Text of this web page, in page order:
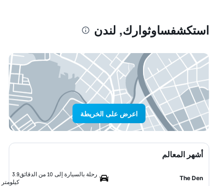
استكشفساوثوارك, لندن
اعرض على الخريطة
أشهر المعالم
The Den
رحلة بالسيارة إلى 10 من الدقائق
3.9
كيلومتر